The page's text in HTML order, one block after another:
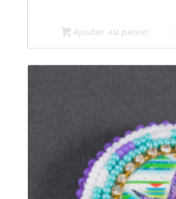
Ajouter au panier